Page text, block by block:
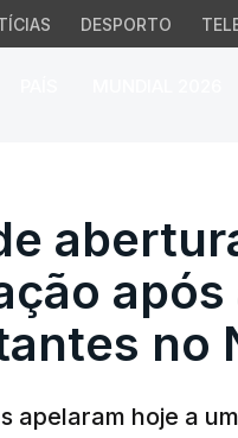
DESPORTO
após
no
apelaram hoje a